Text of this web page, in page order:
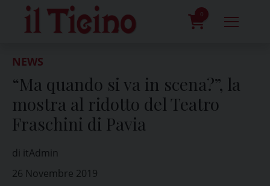
content
0
NEWS
“Ma quando si va in scena?”, la
mostra al ridotto del Teatro
Fraschini di Pavia
di itAdmin
26 Novembre 2019